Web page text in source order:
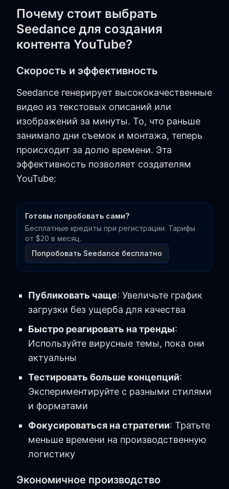
Почему стоит выбрать
Seedance для создания
контента YouTube?
Скорость и эффективность
Seedance генерирует высококачественные
видео из текстовых описаний или
изображений за минуты. То, что раньше
занимало дни съемок и монтажа, теперь
происходит за долю времени. Эта
эффективность позволяет создателям
YouTube:
Готовы попробовать сами?
Бесплатные кредиты при регистрации. Тарифы
от $20 в месяц.
Попробовать Seedance бесплатно
Публиковать чаще: Увеличьте график
загрузки без ущерба для качества
Быстро реагировать на тренды:
Используйте вирусные темы, пока они
актуальны
Тестировать больше концепций:
Экспериментируйте с разными стилями
и форматами
Фокусироваться на стратегии: Тратьте
меньше времени на производственную
логистику
Экономичное производство